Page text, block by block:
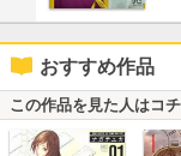
おすすめ作品
この作品を見た人はコ